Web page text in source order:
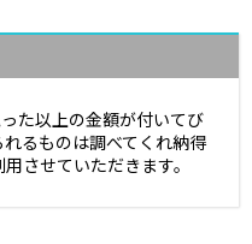
た以上の金額が付いてび
るものは調べてくれ納得
させていただきます。